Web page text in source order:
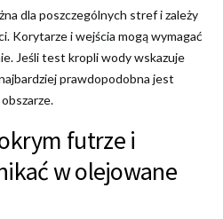
dla poszczególnych stref i zależy
Korytarze i wejścia mogą wymagać
Jeśli test kropli wody wskazuje
prawdopodobna jest
futrze i
w olejowane